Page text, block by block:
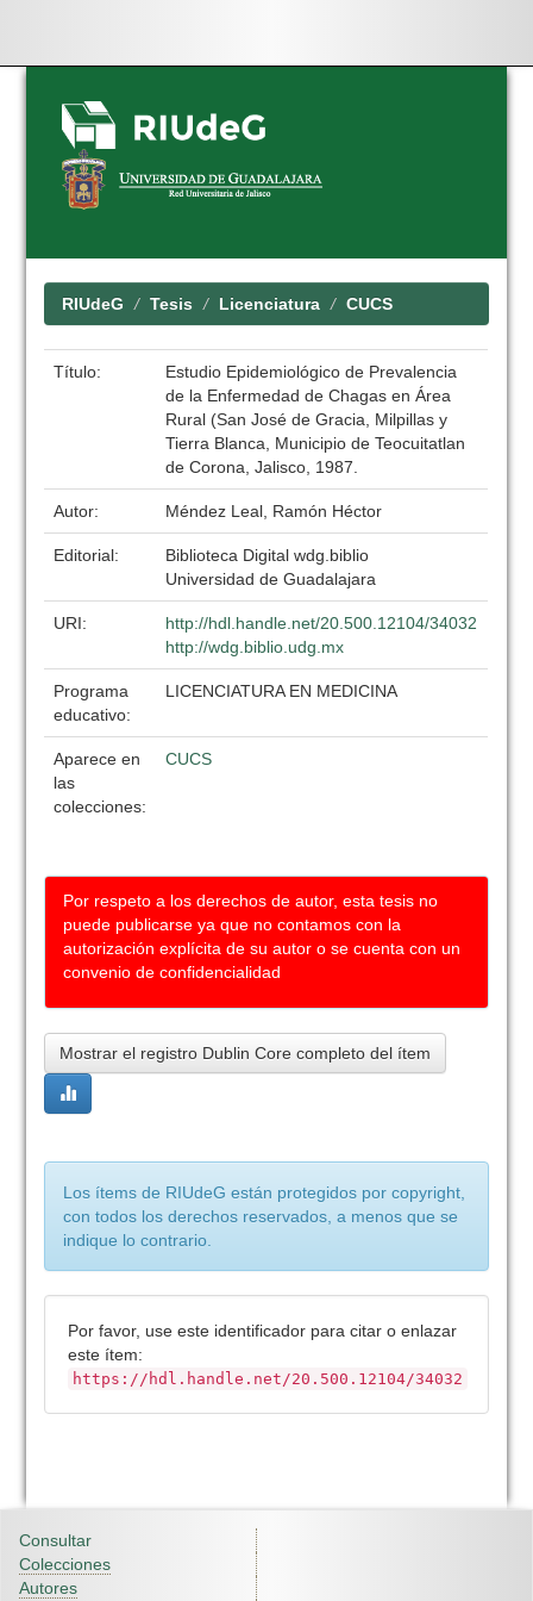
Skip
navigation
RIUdeG Tesis Licenciatura CUCS
Título:
Estudio Epidemiológico de Prevalencia
de la Enfermedad de Chagas en Área
Rural (San José de Gracia, Milpillas y
Tierra Blanca, Municipio de Teocuitatlan
de Corona, Jalisco, 1987.
Autor: Méndez Leal, Ramón Héctor
Editorial:
Biblioteca Digital wdg.biblio
Universidad de Guadalajara
URI:
http://hdl.handle.net/20.500.12104/34032
http://wdg.biblio.udg.mx
Programa
educativo:
LICENCIATURA EN MEDICINA
Aparece en
las
colecciones:
CUCS
Por respeto a los derechos de autor, esta tesis no
puede publicarse ya que no contamos con la
autorización explícita de su autor o se cuenta con un
convenio de confidencialidad
Mostrar el registro Dublin Core completo del ítem
Los ítems de RIUdeG están protegidos por copyright,
con todos los derechos reservados, a menos que se
indique lo contrario.
Por favor, use este identificador para citar o enlazar
este ítem:
https://hdl.handle.net/20.500.12104/34032
Consultar
Colecciones
Autores